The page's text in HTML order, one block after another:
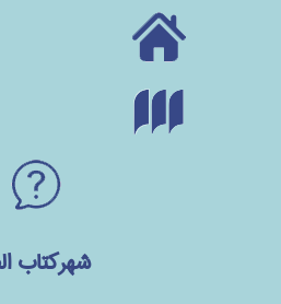
شهرکتاب